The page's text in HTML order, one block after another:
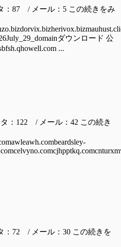
：87 / メール：5 この続きをみ
ダウンロード 公
...
：122 / メール：42 この続き
：72 / メール：30 この続きを